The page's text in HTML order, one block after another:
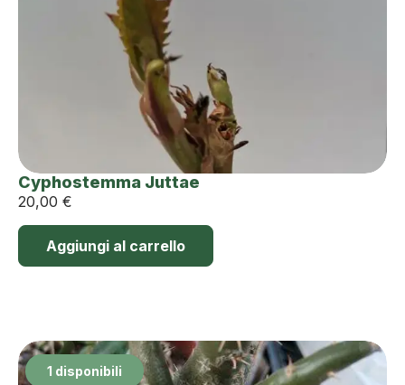
Cyphostemma Juttae
20,00 €
Aggiungi al carrello
1 disponibili